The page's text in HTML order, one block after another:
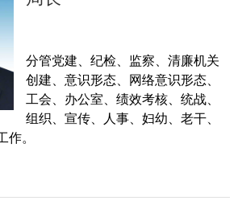
分管党建、纪检、监察、清廉机关
创建、意识形态、网络意识形态、
工会、办公室、绩效考核、统战、
组织、宣传、人事、妇幼、老干、
。